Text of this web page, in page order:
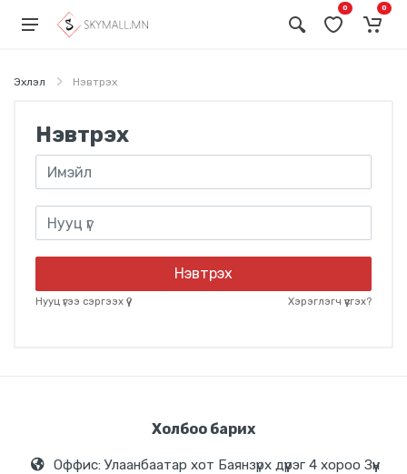
0 0
Эхлэл Нэвтрэх
Нэвтрэх
Нэвтрэх
Нууц үгээ сэргээх үү? Хэрэглэгч үүсгэх?
Холбоо барих
Оффис: Улаанбаатар хот Баянзүрх дүүрэг 4 хороо Зүүн